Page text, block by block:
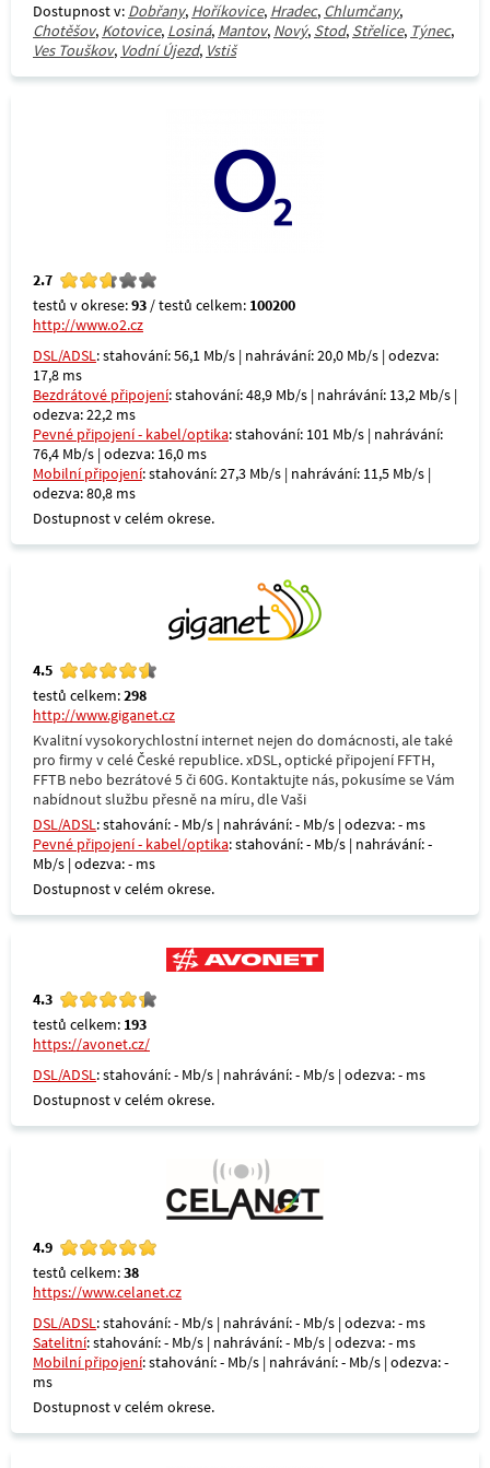
Dostupnost v: Dobřany, Hoříkovice, Hradec, Chlumčany,
Chotěšov, Kotovice, Losiná, Mantov, Nový, Stod, Střelice, Týnec,
Ves Touškov, Vodní Újezd, Vstiš
2.7
testů v okrese:93 / testů celkem: 100200
http://www.o2.cz
DSL/ADSL: stahování: 56,1 Mb/s | nahrávání: 20,0 Mb/s | odezva:
17,8 ms
Bezdrátové připojení: stahování: 48,9 Mb/s | nahrávání: 13,2 Mb/s |
odezva: 22,2 ms
Pevné připojení - kabel/optika: stahování: 101 Mb/s | nahrávání:
76,4 Mb/s | odezva: 16,0 ms
Mobilní připojení: stahování: 27,3 Mb/s | nahrávání: 11,5 Mb/s |
odezva: 80,8 ms
Dostupnost v celém okrese.
4.5
testů celkem:298
http://www.giganet.cz
Kvalitní vysokorychlostní internet nejen do domácnosti, ale také
pro firmy v celé České republice. xDSL, optické připojení FFTH,
FFTB nebo bezrátové 5 či 60G. Kontaktujte nás, pokusíme se Vám
nabídnout službu přesně na míru, dle Vaši
DSL/ADSL: stahování: - Mb/s | nahrávání: - Mb/s | odezva: - ms
Pevné připojení - kabel/optika: stahování: - Mb/s | nahrávání: -
Mb/s | odezva: - ms
Dostupnost v celém okrese.
4.3
testů celkem: 193
https://avonet.cz/
DSL/ADSL: stahování: - Mb/s | nahrávání: - Mb/s | odezva: - ms
Dostupnost v celém okrese.
4.9
testů celkem:38
https://www.celanet.cz
DSL/ADSL: stahování: - Mb/s | nahrávání: - Mb/s | odezva: - ms
Satelitní: stahování: - Mb/s | nahrávání: - Mb/s | odezva: - ms
Mobilní připojení: stahování: - Mb/s | nahrávání: - Mb/s | odezva: -
ms
Dostupnost v celém okrese.